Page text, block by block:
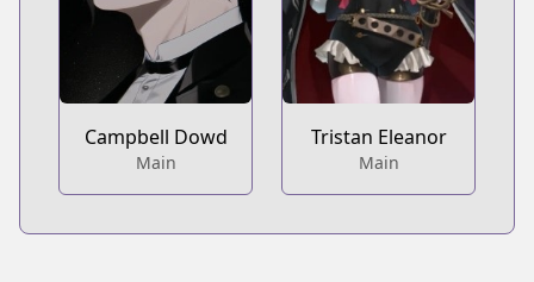
Campbell Dowd
Main
Tristan Eleanor
Main